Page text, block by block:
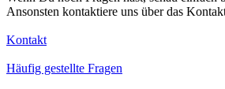
Ansonsten kontaktiere uns über das
Kontakt
Häufig gestellte Fragen